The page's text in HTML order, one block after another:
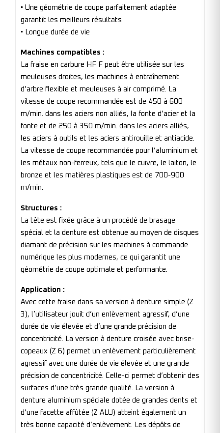
• Une géométrie de coupe parfaitement adaptée
garantit les meilleurs résultats
• Longue durée de vie
Machines compatibles :
La fraise en carbure HF F peut être utilisée sur les
meuleuses droites, les machines à entraînement
d’arbre flexible et meuleuses à air comprimé. La
vitesse de coupe recommandée est de 450 à 600
m/min. dans les aciers non alliés, la fonte d’acier et la
fonte et de 250 à 350 m/min. dans les aciers alliés,
les aciers à outils et les aciers antirouille et antiacide.
La vitesse de coupe recommandée pour l’aluminium et
les métaux non-ferreux, tels que le cuivre, le laiton, le
bronze et les matières plastiques est de 700-900
m/min.
Structures :
La tête est fixée grâce à un procédé de brasage
spécial et la denture est obtenue au moyen de disques
diamant de précision sur les machines à commande
numérique les plus modernes, ce qui garantit une
géométrie de coupe optimale et performante.
Application :
Avec cette fraise dans sa version à denture simple (Z
3), l’utilisateur jouit d’un enlèvement agressif, d’une
durée de vie élevée et d’une grande précision de
concentricité. La version à denture croisée avec brise-
copeaux (Z 6) permet un enlèvement particulièrement
agressif avec une durée de vie élevée et une grande
précision de concentricité. Celle-ci permet d’obtenir des
surfaces d’une très grande qualité. La version à
denture aluminium spéciale dotée de grandes dents et
d’une facette affûtée (Z ALU) atteint également un
très bonne capacité d’enlèvement. Les dépôts de